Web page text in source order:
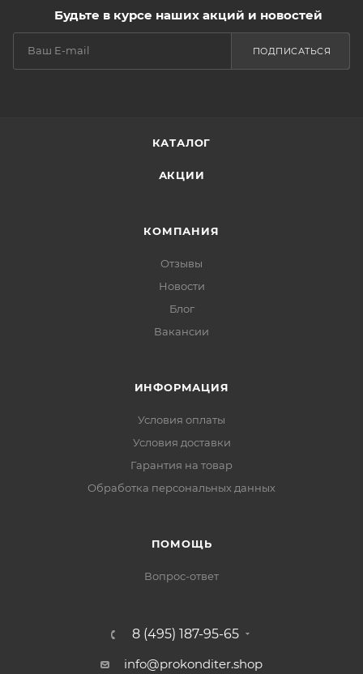
Будьте в курсе наших акций и новостей
ПОДПИСАТЬСЯ
КАТАЛОГ
АКЦИИ
КОМПАНИЯ
Отзывы
Новости
Блог
Вакансии
ИНФОРМАЦИЯ
Условия оплаты
Условия доставки
Гарантия на товар
Обработка персональных данных
ПОМОЩЬ
Вопрос-ответ
8 (495) 187-95-65
info@prokonditer.shop